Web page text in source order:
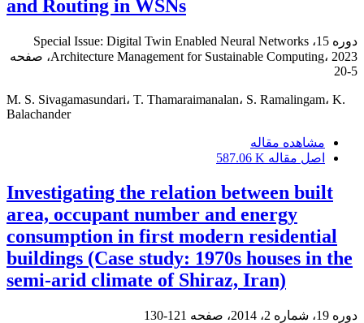
and Routing in WSNs
دوره 15، Special Issue: Digital Twin Enabled Neural Networks
Architecture Management for Sustainable Computing، 2023، صفحه
5-20
M. S. Sivagamasundari، T. Thamaraimanalan، S. Ramalingam، K.
Balachander
مشاهده مقاله
اصل مقاله 587.06 K
Investigating the relation between built
area, occupant number and energy
consumption in first modern residential
buildings (Case study: 1970s houses in the
semi-arid climate of Shiraz, Iran)
دوره 19، شماره 2، 2014، صفحه 121-130